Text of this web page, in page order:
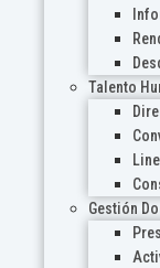
Talento
Gestión